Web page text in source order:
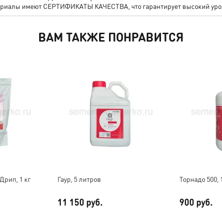
имеют СЕРТИФИКАТЫ КАЧЕСТВА, что гарантирует высокий
ВАМ ТАКЖЕ ПОНРАВИТСЯ
1 кг Гаур, 5 литров
11 150 руб.
Торнадо 500,
900 руб.